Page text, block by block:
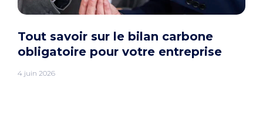
Tout savoir sur le bilan carbone
obligatoire pour votre entreprise
4 juin 2026